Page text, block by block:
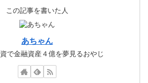
この記事を書いた人
あちゃん
で金融資産４億を夢見るおやじ